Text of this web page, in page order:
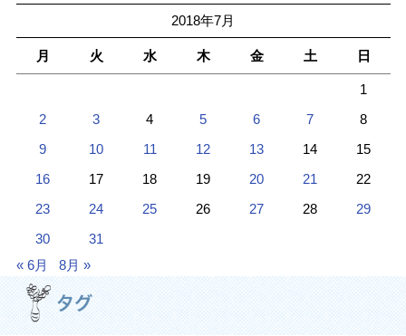
2018年7月
月 火 水 木 金 土 日
1
2
3 4 5 6 7
8
9
10 11 12 13 14
15
16
17 18 19 20 21
22
23
24 25 26 27 28
29
30
31
« 6月
8月 »